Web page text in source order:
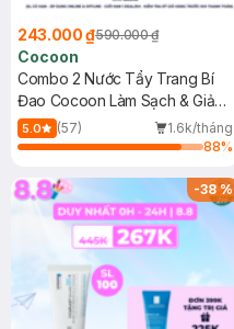
243.000 ₫590.000 ₫
Cocoon
Combo 2 Nước Tẩy Trang Bí
Đao Cocoon Làm Sạch & Giảm
Dầu 500ml
5.0 (57)
1.6k/tháng
88%
-38%